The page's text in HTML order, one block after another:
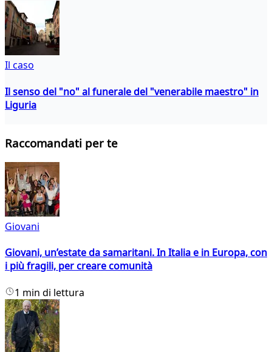
Il caso
Il senso del "no" al funerale del "venerabile maestro" in
Liguria
Raccomandati per te
Giovani
Giovani, un’estate da samaritani. In Italia e in Europa, con
i più fragili, per creare comunità
1 min di lettura